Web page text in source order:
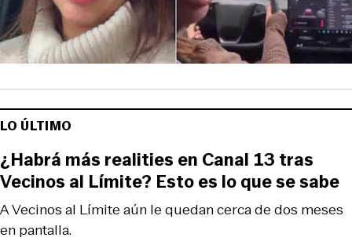
LO ÚLTIMO
A Vecinos al Límite aún le quedan cerca de dos meses
en pantalla.
¿Habrá más realities en Canal 13 tras
Vecinos al Límite? Esto es lo que se sabe